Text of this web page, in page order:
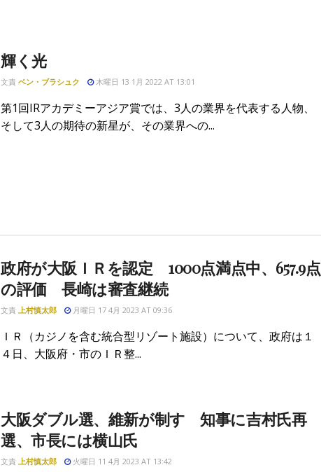
輝く光
文責 ベン・ブラシュク 木曜日 13 1月 2022 AT 13:01
第1回IRアカデミーアジア賞では、3人の業界を代表する人物、
そして3人の期待の新星が、その業界への...
政府が大阪ＩＲを認定 1000点満点中、657.9点
の評価 長崎は審査継続
文責 上村慎太郎 月曜日 17 4月 2023 AT 09:36
ＩＲ（カジノを含む統合型リゾート施設）について、政府は１
４日、大阪府・市のＩＲ整...
大阪ダブル選、維新が制す 知事に吉村氏再
選、市長には横山氏
文責 上村慎太郎 火曜日 11 4月 2023 AT 13:42